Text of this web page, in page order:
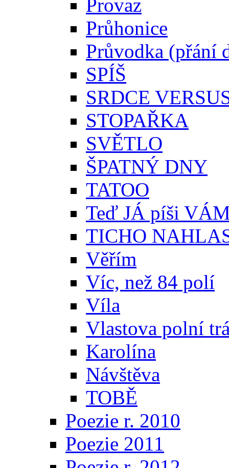
Provaz
Průhonice
Průvodka (přání
SPÍŠ
SRDCE
STOPAŘKA
SVĚTLO
ŠPATNÝ DNY
TATOO
Teď JÁ píši
TICHO
Věřím
Víc, než 84 polí
Víla
Vlastova polní
Karolína
Návštěva
TOBĚ
Poezie r. 2010
Poezie 2011